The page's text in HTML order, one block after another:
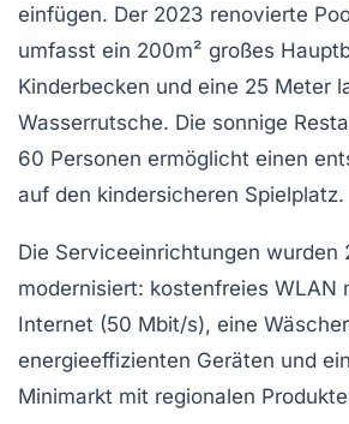
einfügen. Der 2023 renovierte
umfasst ein 200m² großes
Kinderbecken und eine 25 Meter
Wasserrutsche. Die sonnige
60 Personen ermöglicht einen
auf den kindersicheren Spielplatz.
Die Serviceeinrichtungen wurden
modernisiert: kostenfreies WLAN
Internet (50 Mbit/s), eine
energieeffizienten Geräten und
Minimarkt mit regionalen